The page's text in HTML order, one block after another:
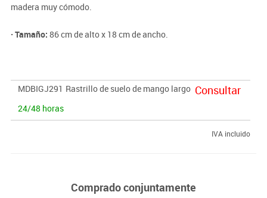
madera muy cómodo.
· Tamaño: 86 cm de alto x 18 cm de ancho.
MDBIGJ291 Rastrillo de suelo de mango largo
24/48 horas
Consultar
IVA incluido
Comprado conjuntamente